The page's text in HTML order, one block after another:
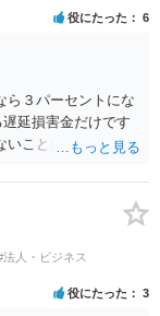
て貰うことを模索
高くなるのであれ
リットがあると思
役にたった 6
ら３パーセントにな
延損害金だけです
いことにより何か損
れたとおり、連帯保
さない限り、連帯保
有無はこれを左右し
法人・ビジネス
役にたった 3